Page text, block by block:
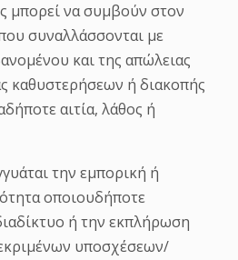
μπορεί να συμβούν στον
συναλλάσσονται με
και της απώλειας
καθυστερήσεων ή διακοπής
αιτία, λάθος ή
την εμπορική ή
οποιουδήποτε
ή την εκπλήρωση
υποσχέσεων/